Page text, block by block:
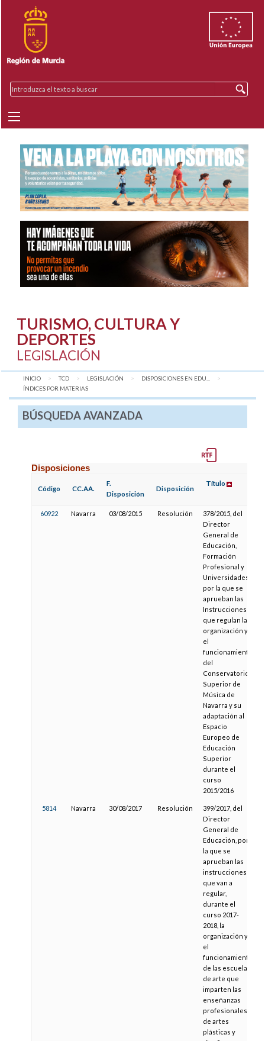
TURISMO, CULTURA Y
DEPORTES
LEGISLACIÓN
INICIO TCD LEGISLACIÓN
DISPOSICIONES EN EDU...
AQUÍ:
ÍNDICES POR MATERIAS
BÚSQUEDA AVANZADA
Disposiciones
Código CC.AA.
F.
Disposición
Disposición
Título
60922 Navarra 03/08/2015 Resolución
378/2015, del
Director
General de
Educación,
Formación
Profesional y
Universidades,
por la que se
aprueban las
Instrucciones
que regulan la
organización y
el
funcionamiento
del
Conservatorio
Superior de
Música de
Navarra y su
adaptación al
Espacio
Europeo de
Educación
Superior
durante el
curso
2015/2016
5814 Navarra 30/08/2017 Resolución
399/2017, del
Director
General de
Educación, por
la que se
aprueban las
instrucciones
que van a
regular,
durante el
curso 2017-
2018, la
organización y
el
funcionamiento
de las escuelas
de arte que
imparten las
enseñanzas
profesionales
de artes
plásticas y